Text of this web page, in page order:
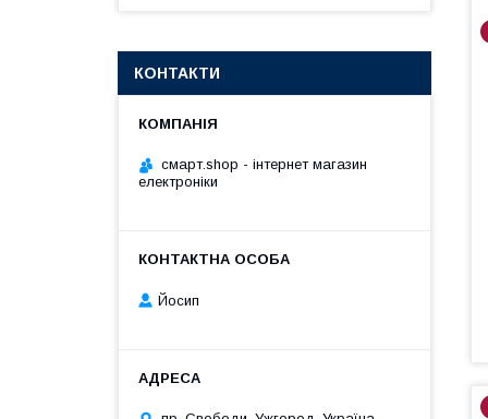
КОНТАКТИ
смарт.shop - інтернет магазин
електроніки
Йосип